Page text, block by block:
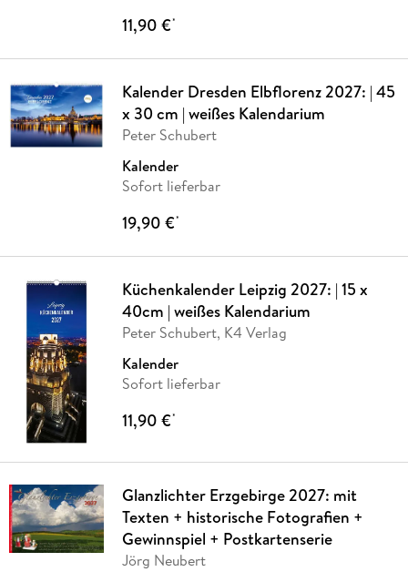
11,90 €*
Kalender Dresden Elbflorenz 2027: | 45
x 30 cm | weißes Kalendarium
Peter Schubert
Kalender
Sofort lieferbar
19,90 €*
Küchenkalender Leipzig 2027: | 15 x
40cm | weißes Kalendarium
Peter Schubert, K4 Verlag
Kalender
Sofort lieferbar
11,90 €*
Glanzlichter Erzgebirge 2027: mit
Texten + historische Fotografien +
Gewinnspiel + Postkartenserie
Jörg Neubert